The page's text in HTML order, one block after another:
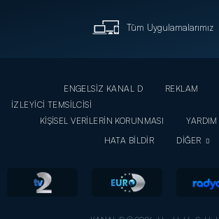
Tüm Uygulamalarımız
ENGELSİZ KANAL D REKLAM
İZLEYİCİ TEMSİLCİSİ
KİŞİSEL VERİLERİN KORUNMASI
YARDIM
HATA BİLDİR
DİĞER